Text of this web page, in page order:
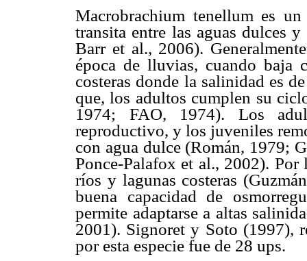
Macrobrachium tenellum es
transita entre las aguas dulces
Barr et al., 2006).
época de lluvias, cuando baja
costeras donde la salinidad es
que, los adultos cumplen su
1974; FAO, 1974). Los
reproductivo, y los juveniles
con agua dulce (Román, 1979;
Ponce-Palafox et al., 2002). Por
ríos y lagunas costeras
buena capacidad de
permite adaptarse a altas
2001). Signoret y Soto (1997),
por esta especie fue de 28 ups.